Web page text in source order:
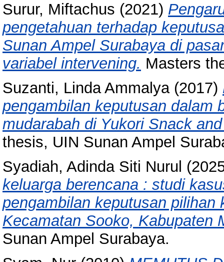
Surur, Miftachus (2021)
pengetahuan terhadap
Sunan Ampel Surabaya di
variabel intervening. Masters
Suzanti, Linda Ammalya(2017)
pengambilan keputusan dalam
mudarabah di Yukori Snack
thesis, UIN Sunan Ampel
Syadiah, Adinda Siti Nurul
keluarga berencana : studi
pengambilan keputusan pilihan
Kecamatan Sooko, Kabupaten
Sunan Ampel Surabaya.